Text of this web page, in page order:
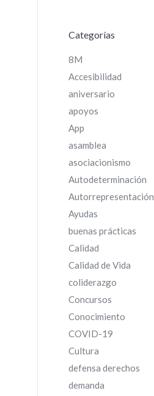
Categorías
8M
Accesibilidad
aniversario
apoyos
App
asamblea
asociacionismo
Autodeterminación
Autorrepresentación
Ayudas
buenas prácticas
Calidad
Calidad de Vida
coliderazgo
Concursos
Conocimiento
COVID-19
Cultura
defensa derechos
demanda